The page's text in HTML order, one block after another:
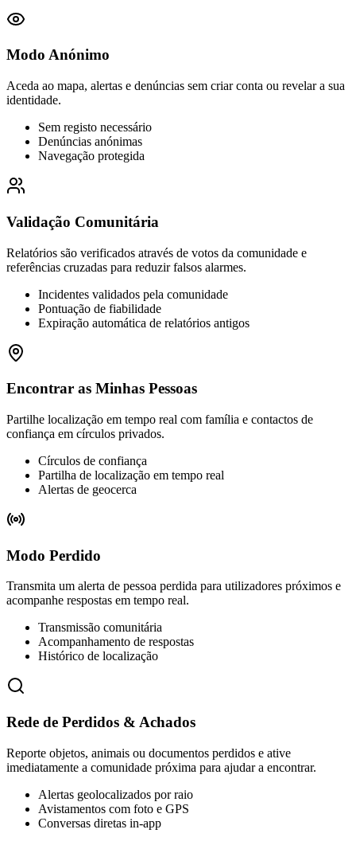
Modo Anónimo
Aceda ao mapa, alertas e denúncias sem criar conta ou revelar a sua
identidade.
Sem registo necessário
Denúncias anónimas
Navegação protegida
Validação Comunitária
Relatórios são verificados através de votos da comunidade e
referências cruzadas para reduzir falsos alarmes.
Incidentes validados pela comunidade
Pontuação de fiabilidade
Expiração automática de relatórios antigos
Encontrar as Minhas Pessoas
Partilhe localização em tempo real com família e contactos de
confiança em círculos privados.
Círculos de confiança
Partilha de localização em tempo real
Alertas de geocerca
Modo Perdido
Transmita um alerta de pessoa perdida para utilizadores próximos e
acompanhe respostas em tempo real.
Transmissão comunitária
Acompanhamento de respostas
Histórico de localização
Rede de Perdidos & Achados
Reporte objetos, animais ou documentos perdidos e ative
imediatamente a comunidade próxima para ajudar a encontrar.
Alertas geolocalizados por raio
Avistamentos com foto e GPS
Conversas diretas in-app